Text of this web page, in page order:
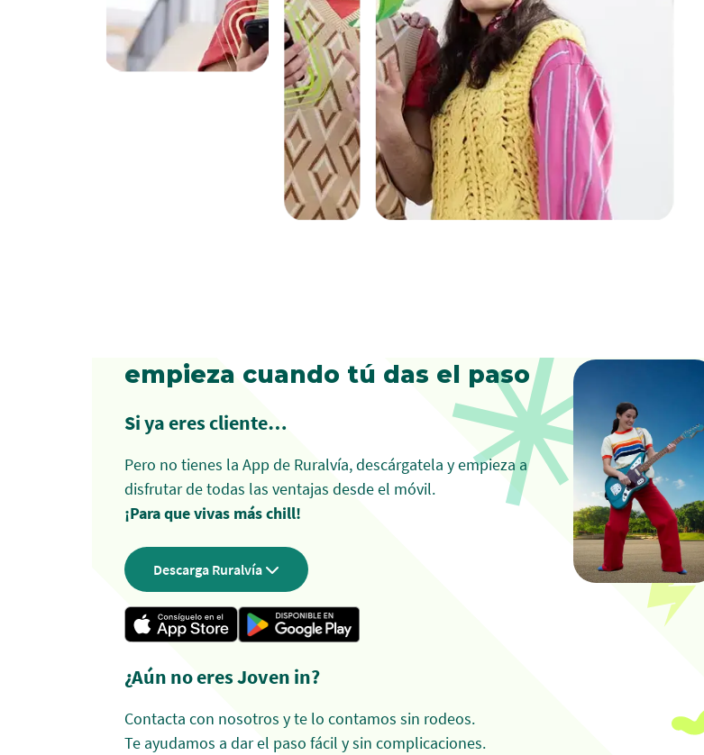
empieza cuando tú das el paso
Si ya eres cliente…
Pero no tienes la App de Ruralvía, descárgatela y empieza a
disfrutar de todas las ventajas desde el móvil.
¡Para que vivas más chill!
Descarga Ruralvía
¿Aún no eres Joven in?
Contacta con nosotros y te lo contamos sin rodeos.
Te ayudamos a dar el paso fácil y sin complicaciones.